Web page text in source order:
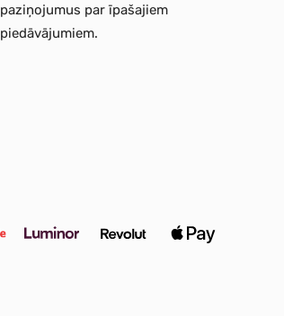
paziņojumus par īpašajiem
piedāvājumiem.